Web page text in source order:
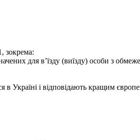
зокрема:
для в’їзду (виїзду) особи з
в Україні і відповідають кращим